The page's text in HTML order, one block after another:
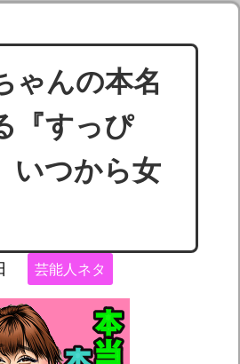
ゃんの本名
『すっぴ
いつから女
芸能人ネタ